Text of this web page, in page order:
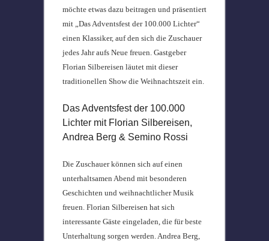
möchte etwas dazu beitragen und präsentiert
mit „Das Adventsfest der 100.000 Lichter“
einen Klassiker, auf den sich die Zuschauer
jedes Jahr aufs Neue freuen. Gastgeber
Florian Silbereisen läutet mit dieser
traditionellen Show die Weihnachtszeit ein.
Das Adventsfest der 100.000
Lichter mit Florian Silbereisen,
Andrea Berg & Semino Rossi
Die Zuschauer können sich auf einen
unterhaltsamen Abend mit besonderen
Geschichten und weihnachtlicher Musik
freuen. Florian Silbereisen hat sich
interessante Gäste eingeladen, die für beste
Unterhaltung sorgen werden. Andrea Berg,